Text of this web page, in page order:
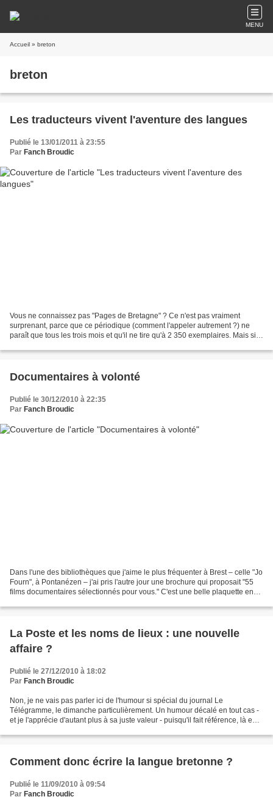
MENU
Accueil » breton
breton
Les traducteurs vivent l'aventure des langues
Publié le 13/01/2011 à 23:55
Par Fanch Broudic
Vous ne connaissez pas "Pages de Bretagne" ? Ce n'est pas vraiment
surprenant, parce que ce périodique (comment l'appeler autrement ?) ne
paraît que tous les trois mois et qu'il ne tire qu'à 2 350 exemplaires. Mais si
Documentaires à volonté
Publié le 30/12/2010 à 22:35
Par Fanch Broudic
Dans l'une des bibliothèques que j'aime le plus fréquenter à Brest – celle "Jo
Fourn", à Pontanézen – j'ai pris l'autre jour une brochure qui proposait "55
films documentaires sélectionnés pour vous." C'est une belle plaquette en
La Poste et les noms de lieux : une nouvelle
affaire ?
Publié le 27/12/2010 à 18:02
Par Fanch Broudic
Non, je ne vais pas parler ici de l'humour si spécial du journal Le
Télégramme, le dimanche particulièrement. Un humour décalé en tout cas -
et je l'apprécie d'autant plus à sa juste valeur - puisqu'il fait référence, là en
Comment donc écrire la langue bretonne ?
Publié le 11/09/2010 à 09:54
Par Fanch Broudic